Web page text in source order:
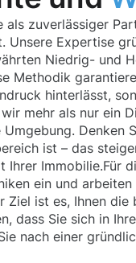
als zuverlässiger
Unsere Expertise
Niedrig- und
Methodik
hinterlässt,
mehr als nur ein
Denken
ist – das
Ihrer Immobilie.Für
ein und arbeiten
Ziel ist es, Ihnen die
dass Sie sich in
nach einer